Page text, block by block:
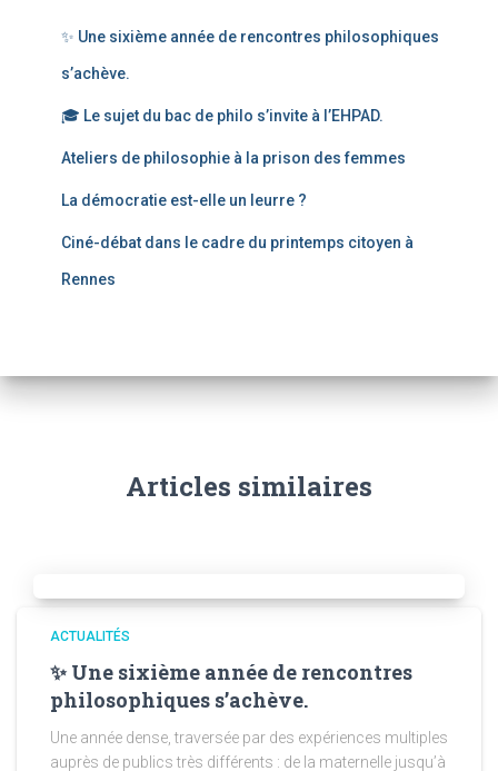
✨ Une sixième année de rencontres philosophiques
s’achève.
🎓 Le sujet du bac de philo s’invite à l’EHPAD.
Ateliers de philosophie à la prison des femmes
La démocratie est-elle un leurre ?
Ciné-débat dans le cadre du printemps citoyen à
Rennes
Articles similaires
ACTUALITÉS
✨ Une sixième année de rencontres
philosophiques s’achève.
Une année dense, traversée par des expériences multiples
auprès de publics très différents : de la maternelle jusqu’à